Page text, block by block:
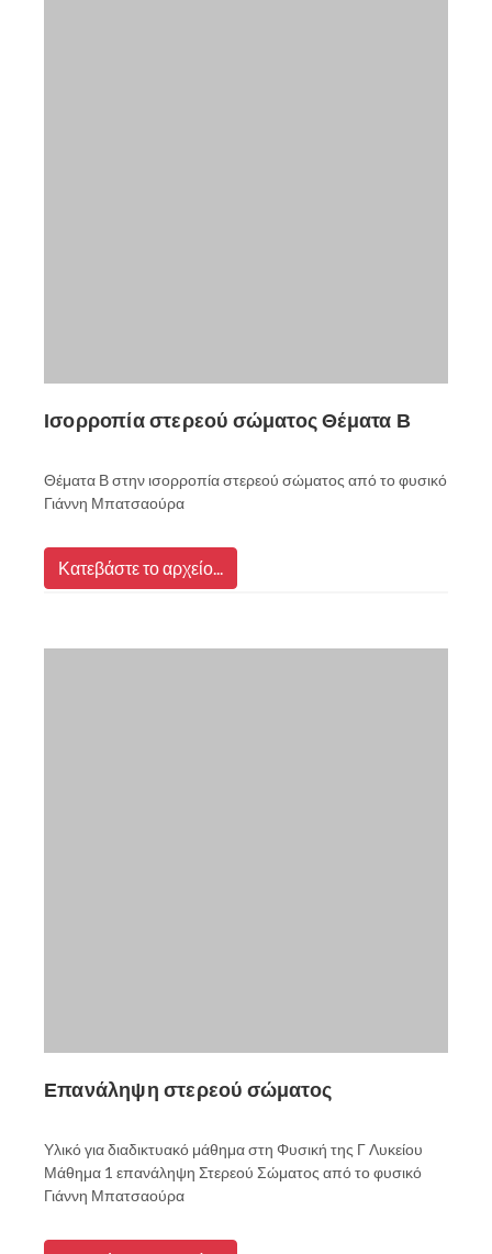
Ισορροπία στερεού σώματος Θέματα Β
Θέματα Β στην ισορροπία στερεού σώματος από το φυσικό
Γιάννη Μπατσαούρα
Κατεβάστε το αρχείο...
Επανάληψη στερεού σώματος
Υλικό για διαδικτυακό μάθημα στη Φυσική της Γ Λυκείου
Μάθημα 1 επανάληψη Στερεού Σώματος από το φυσικό
Γιάννη Μπατσαούρα